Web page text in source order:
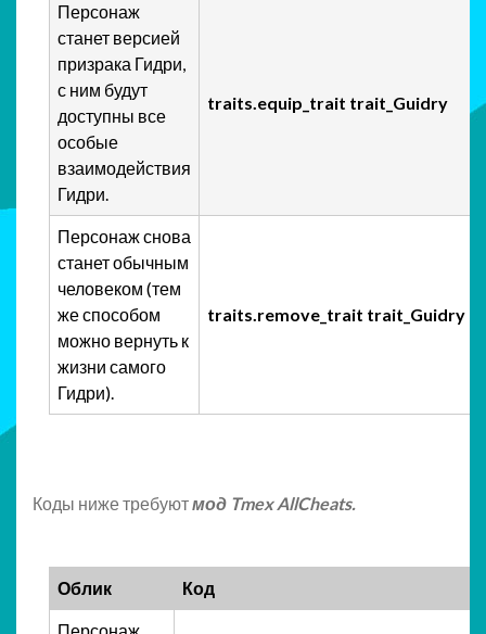
Персонаж
станет версией
призрака Гидри,
с ним будут
доступны все
особые
взаимодействия
Гидри.
traits.equip_trait trait_Guidry
Персонаж снова
станет обычным
человеком (тем
же способом
можно вернуть к
жизни самого
Гидри).
traits.remove_trait trait_Guidry
Коды ниже требуютмод Tmex AllCheats.
Облик Код